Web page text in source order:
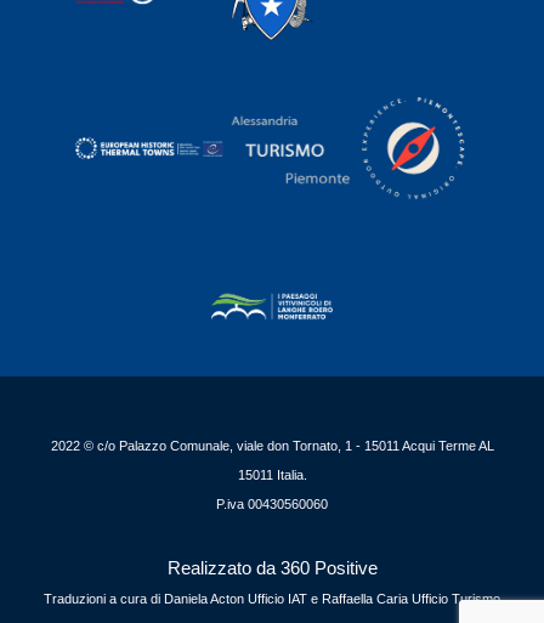
2022 © c/o Palazzo Comunale, viale don Tornato, 1 - 15011 Acqui Terme AL
15011 Italia.
P.iva 00430560060
Realizzato da 360 Positive
Traduzioni a cura di Daniela Acton Ufficio IAT e Raffaella Caria Ufficio Turismo